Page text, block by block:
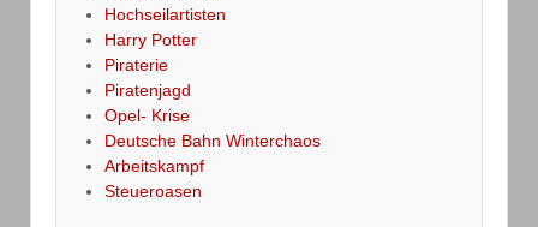
Hochseilartisten
Harry Potter
Piraterie
Piratenjagd
Opel- Krise
Deutsche Bahn Winterchaos
Arbeitskampf
Steueroasen